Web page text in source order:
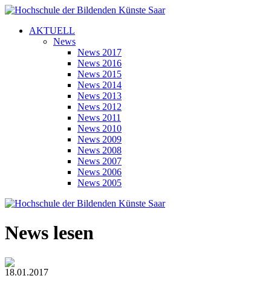
AKTUELL
News
News 2017
News 2016
News 2015
News 2014
News 2013
News 2012
News 2011
News 2010
News 2009
News 2008
News 2007
News 2006
News 2005
News lesen
18.01.2017